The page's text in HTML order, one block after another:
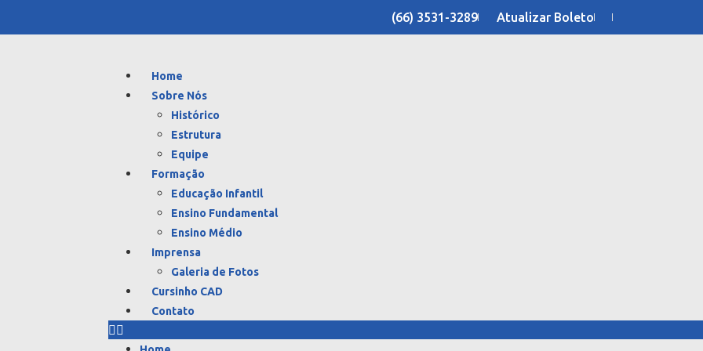
(66) 3531-3289 Atualizar Boleto
Home
Sobre Nós
Histórico
Estrutura
Equipe
Formação
Educação Infantil
Ensino Fundamental
Ensino Médio
Imprensa
Galeria de Fotos
Cursinho CAD
Contato